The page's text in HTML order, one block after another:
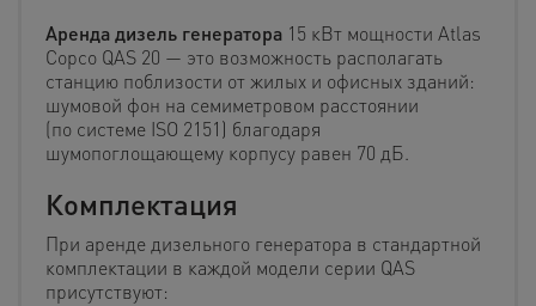
Аренда дизель генератора 15 кВт мощности Atlas
Copco QAS 20 — это возможность располагать
станцию поблизости от жилых и офисных зданий:
шумовой фон на семиметровом расстоянии
(по системе ISO 2151) благодаря
шумопоглощающему корпусу равен 70 дБ.
Комплектация
При аренде дизельного генератора в стандартной
комплектации в каждой модели серии QAS
присутствуют: